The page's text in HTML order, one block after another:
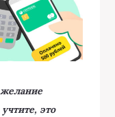
желание
это